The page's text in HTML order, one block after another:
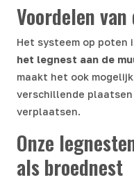
Voordelen
Het systeem op poten
het legnest aan de
maakt het ook
verschillende
verplaatsen.
Onze
als broednest